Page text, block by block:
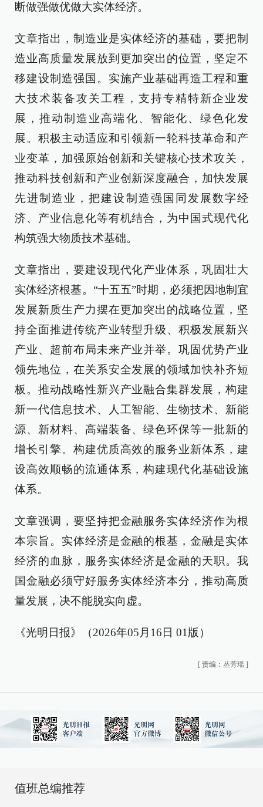
断做强做优做大实体经济。
文章指出，制造业是实体经济的基础，要把制
造业高质量发展放到更加突出的位置，坚定不
移建设制造强国。实施产业基础再造工程和重
大技术装备攻关工程，支持专精特新企业发
展，推动制造业高端化、智能化、绿色化发
展。积极主动适应和引领新一轮科技革命和产
业变革，加强原始创新和关键核心技术攻关，
推动科技创新和产业创新深度融合，加快发展
先进制造业，把建设制造强国同发展数字经
济、产业信息化等有机结合，为中国式现代化
构筑强大物质技术基础。
文章指出，要建设现代化产业体系，巩固壮大
实体经济根基。“十五五”时期，必须把因地制宜
发展新质生产力摆在更加突出的战略位置，坚
持全面推进传统产业转型升级、积极发展新兴
产业、超前布局未来产业并举。巩固优势产业
领先地位，在关系安全发展的领域加快补齐短
板。推动战略性新兴产业融合集群发展，构建
新一代信息技术、人工智能、生物技术、新能
源、新材料、高端装备、绿色环保等一批新的
增长引擎。构建优质高效的服务业新体系，建
设高效顺畅的流通体系，构建现代化基础设施
体系。
文章强调，要坚持把金融服务实体经济作为根
本宗旨。实体经济是金融的根基，金融是实体
经济的血脉，服务实体经济是金融的天职。我
国金融必须守好服务实体经济本分，推动高质
量发展，决不能脱实向虚。
《光明日报》（2026年05月16日 01版）
[ 责编：丛芳瑶 ]
值班总编推荐